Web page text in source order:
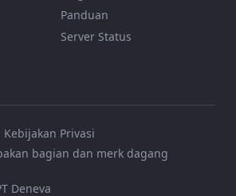
Panduan
Server Status
Kebijakan Privasi
bagian dan merk dagang
Deneva